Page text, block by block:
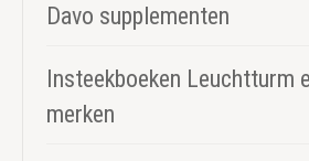
Davo supplementen
Insteekboeken Leuchtturm
merken